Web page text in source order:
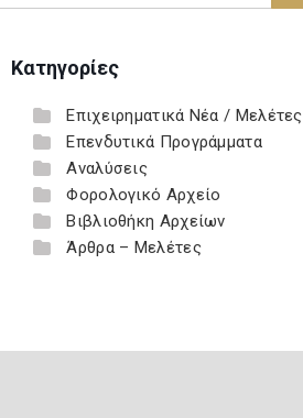
Κατηγορίες
Επιχειρηματικά Νέα / Μελέτες
Επενδυτικά Προγράμματα
Αναλύσεις
Φορολογικό Αρχείο
Βιβλιοθήκη Αρχείων
Άρθρα – Μελέτες